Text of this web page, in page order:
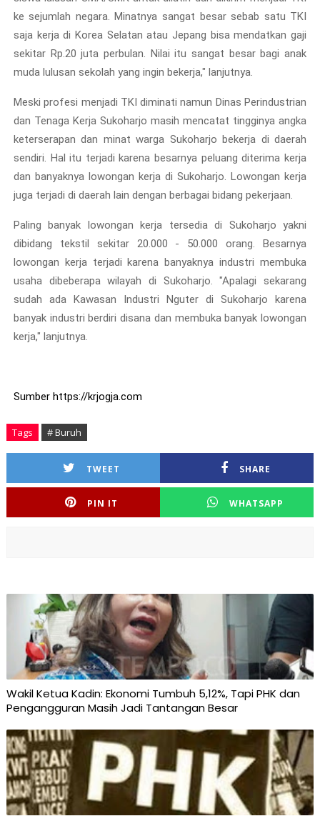
ke sejumlah negara. Minatnya sangat besar sebab satu TKI
saja kerja di Korea Selatan atau Jepang bisa mendatkan gaji
sekitar Rp.20 juta perbulan. Nilai itu sangat besar bagi anak
muda lulusan sekolah yang ingin bekerja," lanjutnya.
Meski profesi menjadi TKI diminati namun Dinas Perindustrian
dan Tenaga Kerja Sukoharjo masih mencatat tingginya angka
keterserapan dan minat warga Sukoharjo bekerja di daerah
sendiri. Hal itu terjadi karena besarnya peluang diterima kerja
dan banyaknya lowongan kerja di Sukoharjo. Lowongan kerja
juga terjadi di daerah lain dengan berbagai bidang pekerjaan.
Paling banyak lowongan kerja tersedia di Sukoharjo yakni
dibidang tekstil sekitar 20.000 - 50.000 orang. Besarnya
lowongan kerja terjadi karena banyaknya industri membuka
usaha dibeberapa wilayah di Sukoharjo. "Apalagi sekarang
sudah ada Kawasan Industri Nguter di Sukoharjo karena
banyak industri berdiri disana dan membuka banyak lowongan
kerja," lanjutnya.
Sumber https://krjogja.com
Tags # Buruh
TWEET SHARE
PIN IT WHATSAPP
Wakil Ketua Kadin: Ekonomi Tumbuh 5,12%, Tapi PHK dan
Pengangguran Masih Jadi Tantangan Besar